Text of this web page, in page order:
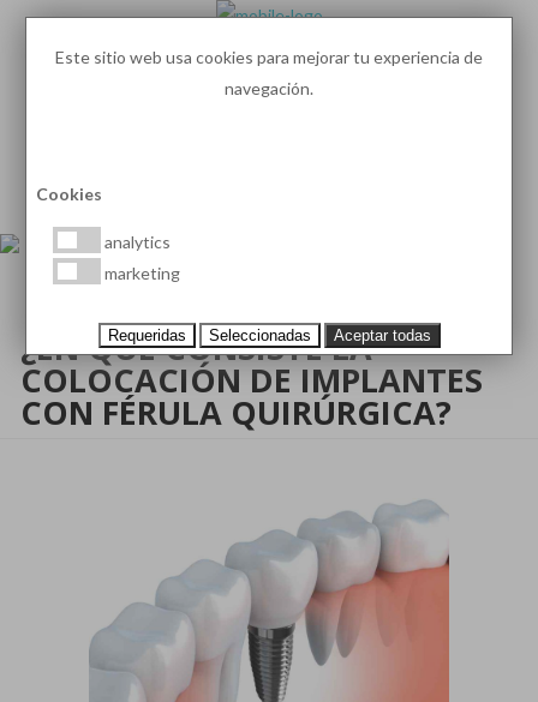
¿EN QUÉ CONSISTE LA
COLOCACIÓN DE IMPLANTES
CON FÉRULA QUIRÚRGICA?
Este sitio web usa cookies para mejorar tu experiencia de
navegación.
Cookies
analytics
marketing
Requeridas Seleccionadas Aceptar todas